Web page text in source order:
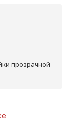
прозрачной